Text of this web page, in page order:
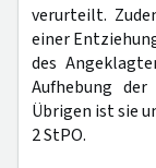
verurteilt.
einer
des
Aufhebung der
Übrigen ist sie
2 StPO.